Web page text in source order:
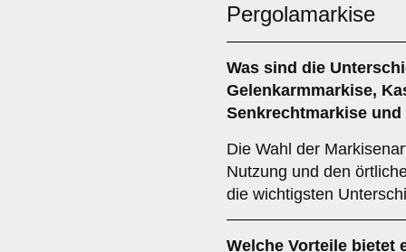
Pergolamarkise
Was sind die
Gelenkarmmarkise,
Senkrechtmarkise und
Die Wahl der
Nutzung und den
die wichtigsten
Welche Vorteile bietet